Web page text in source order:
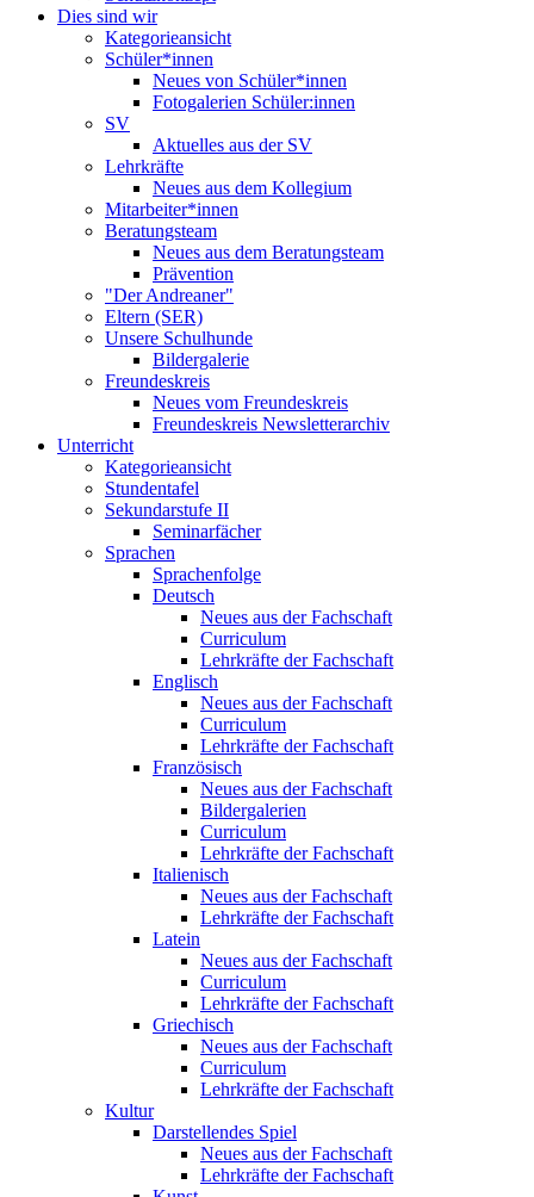
Dies sind wir
Kategorieansicht
Schüler*innen
Neues von Schüler*innen
Fotogalerien Schüler:innen
SV
Aktuelles aus der SV
Lehrkräfte
Neues aus dem Kollegium
Mitarbeiter*innen
Beratungsteam
Neues aus dem Beratungsteam
Prävention
"Der Andreaner"
Eltern (SER)
Unsere Schulhunde
Bildergalerie
Freundeskreis
Neues vom Freundeskreis
Freundeskreis Newsletterarchiv
Unterricht
Kategorieansicht
Stundentafel
Sekundarstufe II
Seminarfächer
Sprachen
Sprachenfolge
Deutsch
Neues aus der Fachschaft
Curriculum
Lehrkräfte der Fachschaft
Englisch
Neues aus der Fachschaft
Curriculum
Lehrkräfte der Fachschaft
Französisch
Neues aus der Fachschaft
Bildergalerien
Curriculum
Lehrkräfte der Fachschaft
Italienisch
Neues aus der Fachschaft
Lehrkräfte der Fachschaft
Latein
Neues aus der Fachschaft
Curriculum
Lehrkräfte der Fachschaft
Griechisch
Neues aus der Fachschaft
Curriculum
Lehrkräfte der Fachschaft
Kultur
Darstellendes Spiel
Neues aus der Fachschaft
Lehrkräfte der Fachschaft